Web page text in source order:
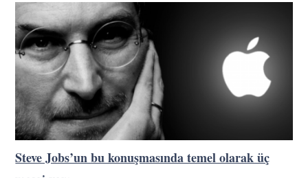
Steve Jobs’un bu konuşmasında temel olarak üç